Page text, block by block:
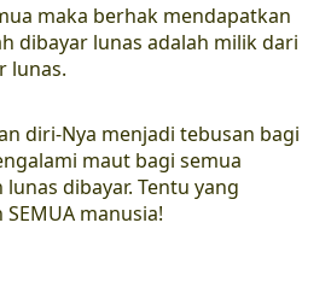
maka berhak mendapatkan
dibayar lunas adalah milik dari
lunas.
diri-Nya menjadi tebusan bagi
maut bagi semua
dibayar. Tentu yang
manusia!